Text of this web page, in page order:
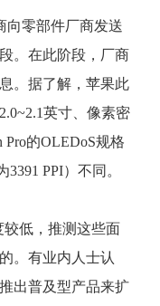
向零部件厂商发送
。在此阶段，厂商
。据了解，苹果此
英寸、像素密
Pro的OLEDoS规格
PPI）不同。
较低，推测这些面
。有业内人士认
出普及型产品来扩